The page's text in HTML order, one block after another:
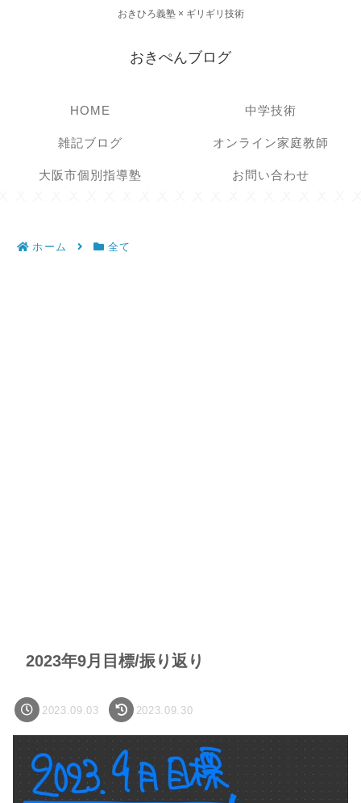
おきひろ義塾 × ギリギリ技術
おきぺんブログ
HOME 中学技術
雑記ブログ オンライン家庭教師
大阪市個別指導塾 お問い合わせ
ホーム 全て
2023年9月目標/振り返り
2023.09.03 2023.09.30